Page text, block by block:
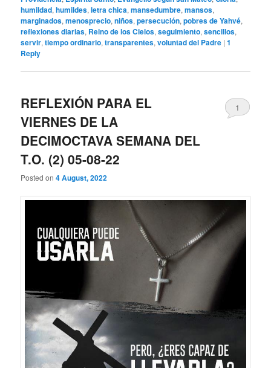
humildad,humildes,letra chica,mansedumbre,mansos,
marginados,menosprecio,niños,persecución,pobres de Yahvé,
reflexiones diarias, Reino de los Cielos,seguimiento,sencillos,
servir,tiempo ordinario,transparentes,voluntad del Padre |1
Reply
REFLEXIÓN PARA EL
VIERNES DE LA
DECIMOCTAVA SEMANA DEL
T.O. (2) 05-08-22
Posted on4 August, 2022
1